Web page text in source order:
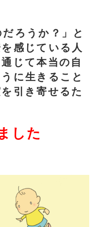
ろうか？」と
感じている人
じて本当の自
に生きること
引き寄せるた
した